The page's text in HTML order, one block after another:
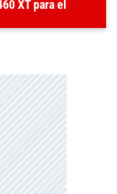
XT para el